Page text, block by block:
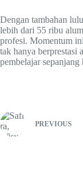
Dengan tambahan
lebih dari 55 ribu
profesi. Momentum
tak hanya berprestasi
pembelajar sepanjang
PREVIOUS